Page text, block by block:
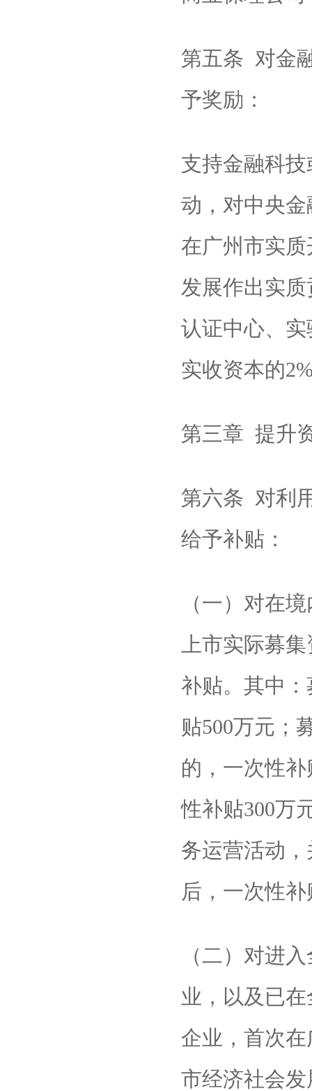
第五条 对金
予奖励：
支持金融科
动，对中央
在广州市实
发展作出实
认证中心、
实收资本的
第三章 提升
第六条 对利
给予补贴：
（一）对在
上市实际募
补贴。其中
贴500万元；
的，一次性
性补贴300万
务运营活动
后，一次性
（二）对进
业，以及已
企业，首次
市经济社会